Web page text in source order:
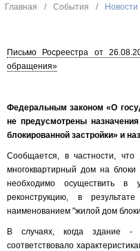
Главная / События / Новости
Письмо Росреестра от
обращения»
Федеральным законом «О
не предусмотрены
блокированной застройки» и
Сообщается, в частности,
многоквартирный дом на блоки
необходимо осуществить в
реконструкцию, в
наименованием "жилой дом
В случаях, когда здание -
соответствовало